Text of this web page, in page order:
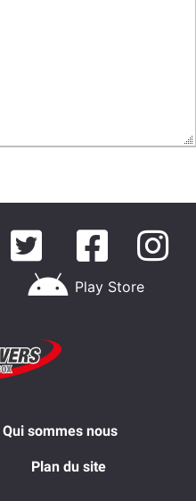
Play Store
Qui sommes nous
Plan du site